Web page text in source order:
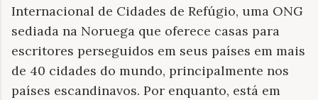
Internacional de Cidades de Refúgio, uma ONG
sediada na Noruega que oferece casas para
escritores perseguidos em seus países em mais
de 40 cidades do mundo, principalmente nos
países escandinavos. Por enquanto, está em